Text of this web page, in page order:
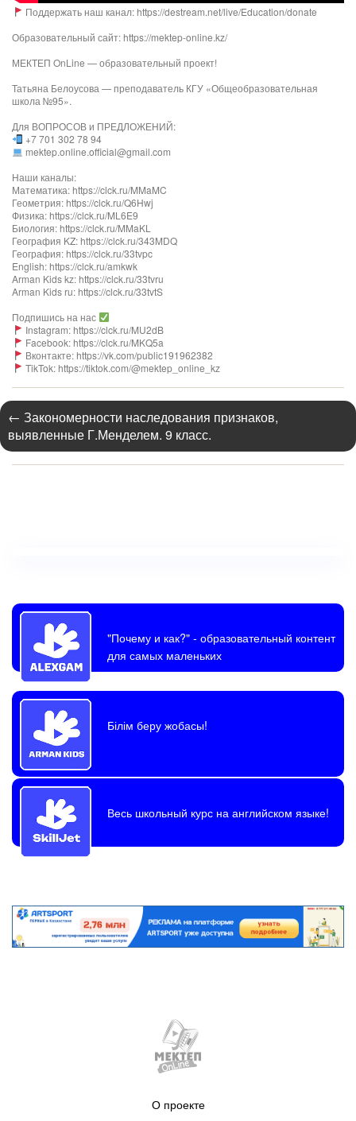
Поддержать наш канал: https://destream.net/live/Education/donate
Образовательный сайт: https://mektep-online.kz/
МЕКТЕП OnLine — образовательный проект!
Татьяна Белоусова — преподаватель КГУ «Общеобразовательная
школа №95».
Для ВОПРОСОВ и ПРЕДЛОЖЕНИЙ:
+7 701 302 78 94
mektep.online.official@gmail.com
Наши каналы:
Математика: https://clck.ru/MMaMC
Геометрия: https://clck.ru/Q6Hwj
Физика: https://clck.ru/ML6E9
Биология: https://clck.ru/MMaKL​​​​​​
География KZ: https://clck.ru/343MDQ
География: https://clck.ru/33tvpc
English: https://clck.ru/amkwk
Arman Kids kz: https://clck.ru/33tvru
Arman Kids ru: https://clck.ru/33tvtS
Подпишись на нас
Instagram: https://clck.ru/MU2dB
Facebook: https://clck.ru/MKQ5a
Вконтакте: https://vk.com/public191962382
TikTok: https://tiktok.com/@mektep_online_kz
← Закономерности наследования признаков,
выявленные Г.Менделем. 9 класс.
"Почему и как?"- образовательный контент
для самых маленьких
Білім беру жобасы!
Весь школьный курс на английском языке!
О проекте